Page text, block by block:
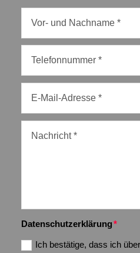
Datenschutzerklärung
Ich bestätige, dass ich